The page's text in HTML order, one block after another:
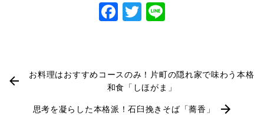
Facebook
Twitter
お料理はおすすめコースのみ！片町の隠れ家で味わう本格
和食「しほがま」
思考を凝らした本格派！石臼挽きそば「蕎香」